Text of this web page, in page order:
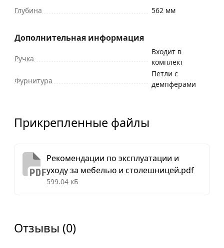
Глубина
562 мм
Дополнительная информация
Ручка
Входит в
комплект
Фурнитура
Петли с
демпферами
Прикрепленные файлы
Рекомендации по эксплуатации и
уходу за мебелью и столешницей.pdf
599.04 кБ
Отзывы (0)